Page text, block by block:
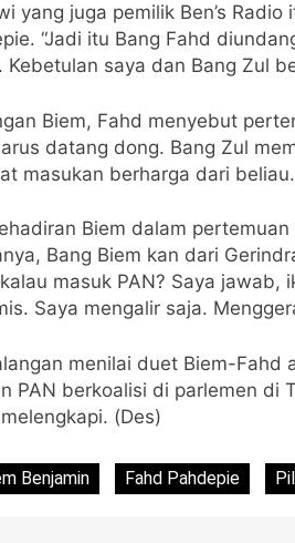
yang juga pemilik Ben’s
“Jadi itu Bang Fahd
Kebetulan saya dan Bang Zul
Biem, Fahd menyebut
datang dong. Bang Zul
masukan berharga dari
Biem dalam
Bang Biem kan dari
masuk PAN? Saya jawab,
Saya mengalir saja.
menilai duet Biem-Fahd
PAN berkoalisi di parlemen di
(Des)
Benjamin Fahd Pahdepie